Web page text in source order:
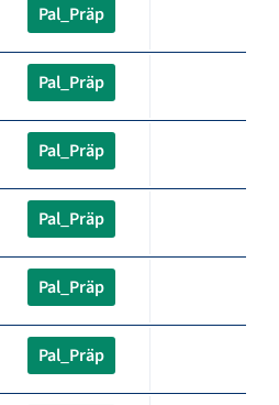
Pal_Präp
Pal_Präp
Pal_Präp
Pal_Präp
Pal_Präp
Pal_Präp